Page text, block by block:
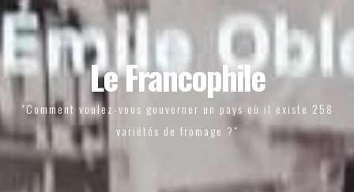
Le Francophile
"Comment voulez-vous gouverner un pays où il existe 258
variétés de fromage ?"